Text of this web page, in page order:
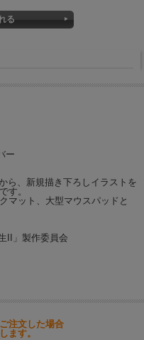
ー
ら、新規描き下ろしイラストを
す。
マット、大型マウスパッドと
II」製作委員会
注文した場合
ます。